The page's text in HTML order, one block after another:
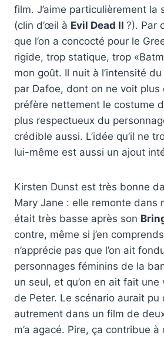
film. J’aime particulièrement la
(clin d’œil à Evil Dead II ?). Par
que l’on a concocté pour le
rigide, trop statique, trop
mon goût. Il nuit à l’intensité
par Dafoe, dont on ne voit plus
préfère nettement le costume
plus respectueux du
crédible aussi. L’idée qu’il ne
lui-même est aussi un ajout
Kirsten Dunst est très bonne
Mary Jane : elle remonte dans
était très basse après son
contre, même si j’en
n’apprécie pas que l’on ait
personnages féminins de la
un seul, et qu’on en ait fait une
de Peter. Le scénario aurait
autrement dans un film de
m’a agacé. Pire, ça contribue à